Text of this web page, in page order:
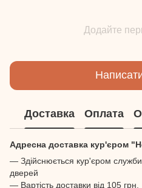
Додайте
Доставка Оплата
Адресна доставка кур'єром
— Здійснюється кур'єром
дверей
— Вартість доставки від 105 грн.